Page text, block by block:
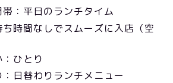
：平日のランチタイム
時間なしでスムーズに入店（空
ひとり
日替わりランチメニュー